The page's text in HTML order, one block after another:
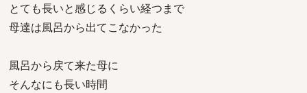
とても長いと感じるくらい経つまで
母達は風呂から出てこなかった
風呂から戻て来た母に
そんなにも長い時間